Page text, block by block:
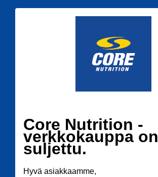
Core Nutrition -
verkkokauppa on
suljettu.
Hyvä asiakkaamme,